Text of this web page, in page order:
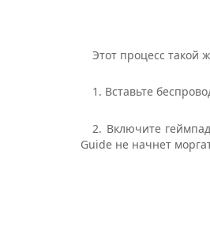
Этот процесс такой
1. Вставьте
2. Включите
Guide не начнет